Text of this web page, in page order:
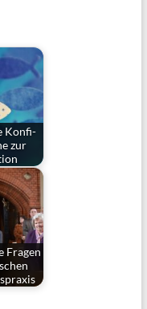
Konfi-
zur
Fragen